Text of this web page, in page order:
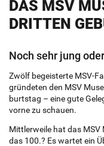
DAS MSV
DRIT­TEN
Noch sehr jung
Zwölf be­geis­ter­te MSV-
grün­de­ten den MSV
burts­tag – eine gute
vorne zu schau­en.
Mitt­ler­wei­le hat das
das 100.? Es war­tet ein